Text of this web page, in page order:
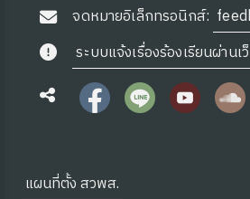
จดหมายอิเล็กทรอนิกส์:
ระบบแจ้งเรื่องร้องเรียนผ่าน
แผนที่ตั้ง สวพส.